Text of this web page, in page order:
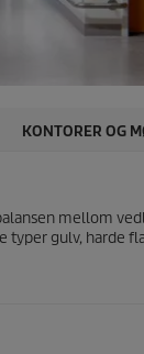
KONTORER OG
mellom
typer gulv, harde